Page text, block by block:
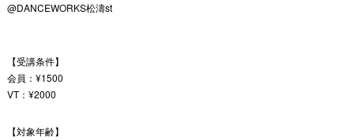
@DANCEWORKS松濤st
【受講条件】
会員：¥1500
VT：¥2000
【対象年齢】